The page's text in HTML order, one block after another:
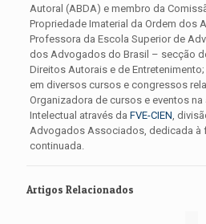
Autoral (ABDA) e membro da
Propriedade Imaterial da Ordem dos
Professora da Escola Superior de
dos Advogados do Brasil – secção
Direitos Autorais e de
em diversos cursos e congressos
Organizadora de cursos e eventos na
Intelectual através da FVE-CIEN,
Advogados Associados, dedicada à
continuada.
Artigos Relacionados